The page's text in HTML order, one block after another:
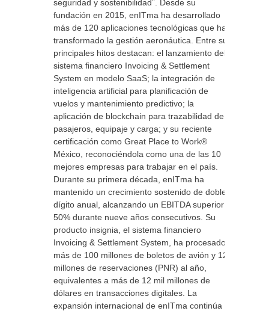
seguridad y sostenibilidad”. Desde su
fundación en 2015, enITma ha desarrollado
más de 120 aplicaciones tecnológicas que han
transformado la gestión aeronáutica. Entre sus
principales hitos destacan: el lanzamiento del
sistema financiero Invoicing & Settlement
System en modelo SaaS; la integración de
inteligencia artificial para planificación de
vuelos y mantenimiento predictivo; la
aplicación de blockchain para trazabilidad de
pasajeros, equipaje y carga; y su reciente
certificación como Great Place to Work®
México, reconociéndola como una de las 10
mejores empresas para trabajar en el país.
Durante su primera década, enITma ha
mantenido un crecimiento sostenido de doble
dígito anual, alcanzando un EBITDA superior al
50% durante nueve años consecutivos. Su
producto insignia, el sistema financiero
Invoicing & Settlement System, ha procesado
más de 100 millones de boletos de avión y 120
millones de reservaciones (PNR) al año,
equivalentes a más de 12 mil millones de
dólares en transacciones digitales. La
expansión internacional de enITma continúa